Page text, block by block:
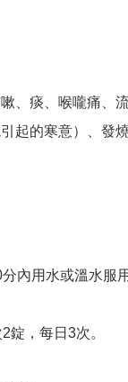
、痰、喉嚨痛、
起的寒意）、發
內用水或溫水服
錠，每日3次。